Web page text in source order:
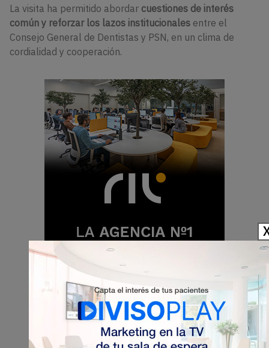
La visita ha permitido abordar cuestiones de interés
común y reforzar los lazos institucionales entre el
Consejo General de Dentistas y PSN, en un clima de
cordialidad y cooperación.